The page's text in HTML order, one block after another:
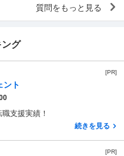
質問をもっと見る
グ
[PR]
ント
支援実績！
続きを見る
[PR]